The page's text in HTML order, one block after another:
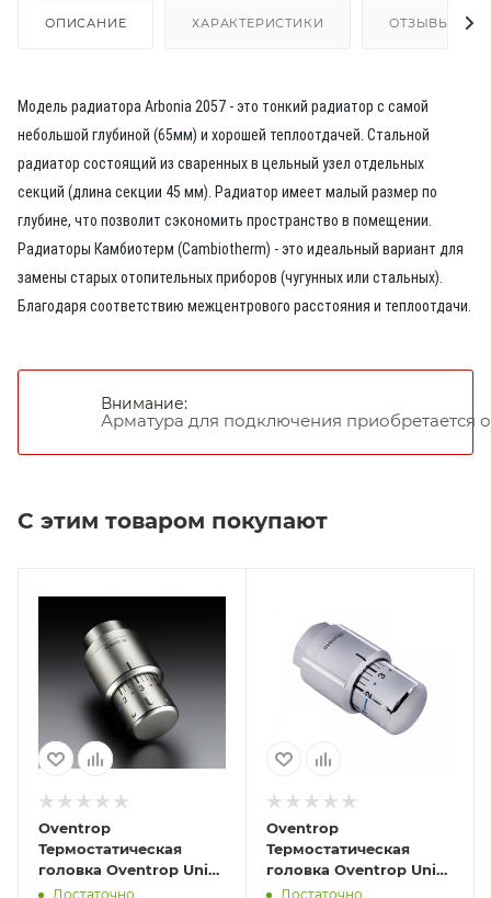
ОПИСАНИЕ ХАРАКТЕРИСТИКИ ОТЗЫВЫ
Модель радиатора Arbonia 2057 - это тонкий радиатор с самой
небольшой глубиной (65мм) и хорошей теплоотдачей. Стальной
радиатор состоящий из сваренных в цельный узел отдельных
секций (длина секции 45 мм). Радиатор имеет малый размер по
глубине, что позволит сэкономить пространство в помещении.
Радиаторы Камбиотерм (Cambiotherm) - это идеальный вариант для
замены старых отопительных приборов (чугунных или стальных).
Благодаря соответствию межцентрового расстояния и теплоотдачи.
Внимание:
Арматура для подключения приобретается
С этим товаром покупают
Oventrop
Термостатическая
головка Oventrop Uni
SH матовая сталь art
Достаточно
Oventrop
Термостатическая
головка Oventrop Uni
SH хромированный art
Достаточно